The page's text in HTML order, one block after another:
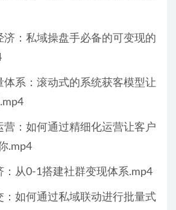
济：私域操盘手必备的可变现的
体系：滚动式的系统获客模型让
营：如何通过精细化运营让客户
.mp4
：从0-1搭建社群变现体系.mp4
：如何通过私域联动进行批量式